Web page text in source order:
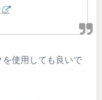
使用しても良いで